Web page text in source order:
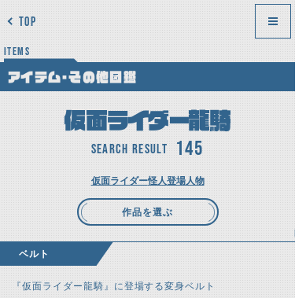
TOP
ITEMS
アイテム・その他図鑑
仮面ライダー龍騎
SEARCH RESULT 145
仮面ライダー怪人登場人物
作品を選ぶ
ベルト
『仮面ライダー龍騎』に登場する変身ベルト